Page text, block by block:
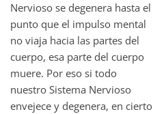
Nervioso se degenera hasta el
punto que el impulso mental
no viaja hacia las partes del
cuerpo, esa parte del cuerpo
muere. Por eso si todo
nuestro Sistema Nervioso
envejece y degenera, en cierto